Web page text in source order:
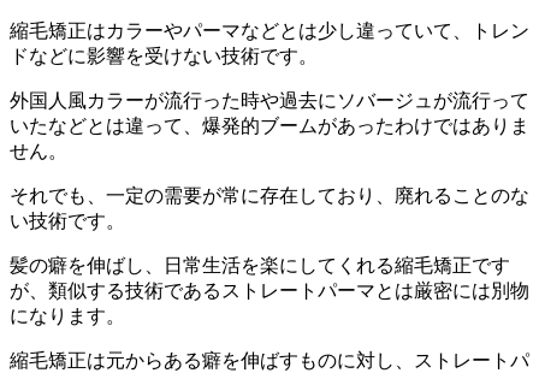
縮毛矯正はカラーやパーマなどとは少し違っていて、トレン
ドなどに影響を受けない技術です。
外国人風カラーが流行った時や過去にソバージュが流行って
いたなどとは違って、爆発的ブームがあったわけではありま
せん。
それでも、一定の需要が常に存在しており、廃れることのな
い技術です。
髪の癖を伸ばし、日常生活を楽にしてくれる縮毛矯正です
が、類似する技術であるストレートパーマとは厳密には別物
になります。
縮毛矯正は元からある癖を伸ばすものに対し、ストレートパ